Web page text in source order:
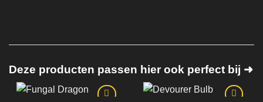
Deze producten passen hier ook perfect bij ➜